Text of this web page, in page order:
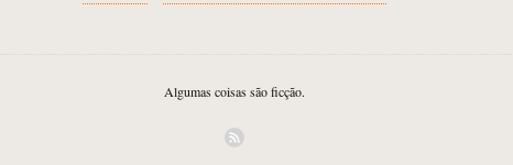
Algumas coisas são ficção.